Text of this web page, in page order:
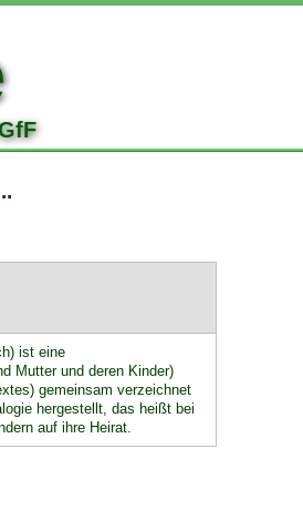
ist eine
Mutter und deren Kinder)
gemeinsam verzeichnet
hergestellt, das heißt bei
auf ihre Heirat.